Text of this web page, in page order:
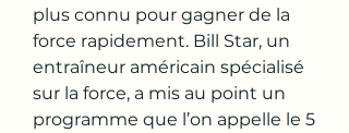
plus connu pour gagner de la
force rapidement. Bill Star, un
entraîneur américain spécialisé
sur la force, a mis au point un
programme que l’on appelle le 5